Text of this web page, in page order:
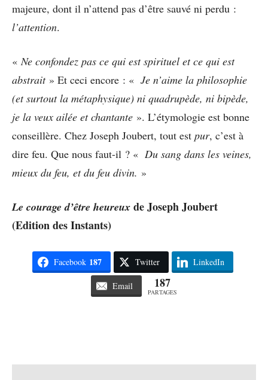
majeure, dont il n’attend pas d’être sauvé ni perdu :
l’attention.
« Ne confondez pas ce qui est spirituel et ce qui est
abstrait » Et ceci encore : « Je n’aime la philosophie
(et surtout la métaphysique) ni quadrupède, ni bipède,
je la veux ailée et chantante ». L’étymologie est bonne
conseillère. Chez Joseph Joubert, tout est pur, c’est à
dire feu. Que nous faut-il ? « Du sang dans les veines,
mieux du feu, et du feu divin. »
Le courage d’être heureux de Joseph Joubert
(Edition des Instants)
Facebook 187 Twitter LinkedIn
Email 187
PARTAGES